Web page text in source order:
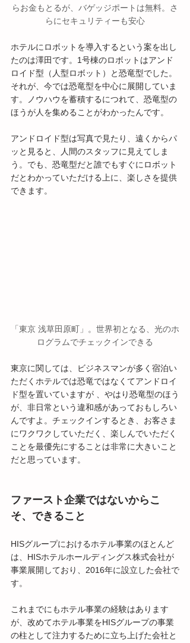
らお金もとるが、バゲッジポートは無料。さ
らにセキュリティーも安心
ホテルにロボットを導入するという案を出し
たのは澤田です。1号棟のロボットはアンド
ロイド型（人型ロボット）と恐竜型でした。
それが、今では恐竜型を中心に展開していま
す。ノウハウを蓄積するにつれて、恐竜型の
ほうが人を集めることがわかったんです。
アンドロイド型は写真で見たり、遠くからパ
ッと見ると、人間のスタッフに見えてしま
う。でも、恐竜型だと誰でもすぐにロボット
だとわかっていただける上に、楽しさを提供
できます。
「東京 浅草田原町」。世界初となる、光のホ
ログラムでチェックインできる
東京に関しては、ビジネスマンが多く宿泊い
ただくホテルでは恐竜ではなくてアンドロイ
ド型を置いていますが 、やはり恐竜型のほう
が、非日常という違和感があっておもしろい
んですよ。チェックインするとき、お客さま
にワクワクしていただく、楽しんでいただく
ことを最優先にすることは非常に大きいこと
だと思っています。
ファースト企業ではないからこ
そ、できること
HISグループにおけるホテル事業のほとんど
は、HISホテルホールディングス株式会社が
事業展開しており、2016年に設立した会社で
す。
これまでにもホテル事業の経験はあります
が、改めてホテル事業をHISグループの事業
の柱として注力するために立ち上げた会社と